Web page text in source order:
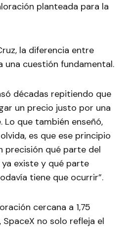
planteada para la
la diferencia entre
una cuestión fundamental.
décadas repitiendo que
un precio justo por una
Lo que también enseñó,
es que ese principio
precisión qué parte del
existe y qué parte
tiene que ocurrir”.
cercana a 1,75
no solo refleja el